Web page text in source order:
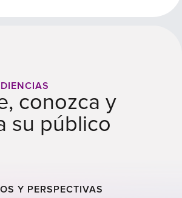
conozca y
su público
Y PERSPECTIVAS